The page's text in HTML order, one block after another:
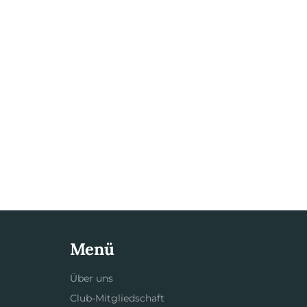
Menü
Über uns
Club-Mitgliedschaft